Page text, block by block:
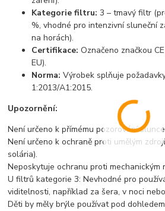
Kategorie filtru: 3 – tmavý filtr
%, vhodné pro intenzivní sluneční
na horách).
Certifikace: Označeno značkou
EU).
Norma:Výrobek splňuje
1:2013/A1:2015.
Upozornění:
Není určeno k přímému pozorování
Není určeno k ochraně proti umělým
solária).
Neposkytuje ochranu proti mechanickým
U filtrů kategorie 3: Nevhodné pro
viditelnosti, například za šera, v noci
Děti by měly brýle používat pod